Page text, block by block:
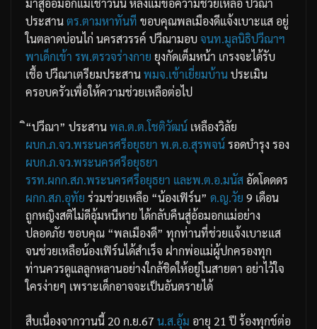
มาสู่อ้อมอกแม่เช้าวันนี้ หลังแม่ขอความช่วยเหลือ ปวีณา
ประสานตร.ตามหาทันที ขอบคุณพลเมืองดีแจ้งเบาะแส อยู่
ในตลาดบ่อนไก่ นครสวรรค์ ปวีณามอบจนท.มูลนิธิปวีณาฯ
พาเด็กเข้า รพ.ตรวจร่างกาย ยุงกัดเต็มหน้า เกรงจะได้รับ
เชื้อ ปวีณาเตรียมประสานพมจ.เข้าเยี่ยมบ้านประเมิน
ครอบครัวเพื่อให้ความช่วยเหลือต่อไป
ิ“ปวีณา” ประสานพล.ต.ต.โชติวัฒน์ เหลืองวิลัย
ผบก.ภ.จว.พระนครศรีอยุธยา พ.ต.อ.สุรพจน์รอดบำรุง รอง
ผบก.ภ.จว.พระนครศรีอยุธยา
รรท.ผกก.สภ.พระนครศรีอยุธยา และพ.ต.อ.มนัสอัดโดดดร
ผกก.สภ.อุทัย ร่วมช่วยเหลือ “น้องเฟิร์น” ด.ญ.วัย 9 เดือน
ถูกหญิงสติไม่ดีอุ้มหนีหาย ได้กลับคืนสู่อ้อมอกแม่อย่าง
ปลอดภัย ขอบคุณ “พลเมืองดี” ทุกท่านที่ช่วยแจ้งเบาะแส
จนช่วยเหลือน้องเฟิร์นได้สำเร็จ ฝากพ่อแม่ผู้ปกครองทุก
ท่านควรดูแลลูกหลานอย่างใกล้ชิดให้อยู่ในสายตา อย่าไว้ใจ
ใครง่ายๆ เพราะเด็กอาจจะเป็นอันตรายได้
สืบเนื่องจากวานนี้ 20 ก.ย.67 น.ส.อุ้ม อายุ 21 ปี ร้องทุกข์ต่อ